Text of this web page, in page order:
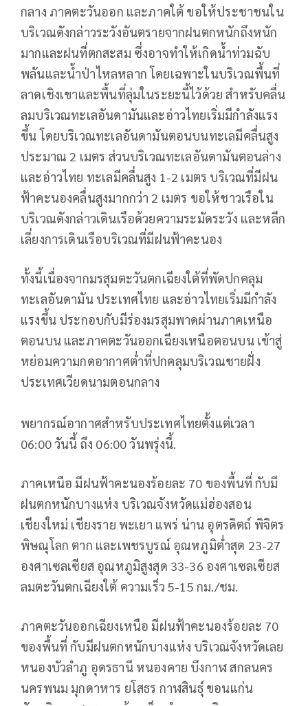
กลาง ภาคตะวันออก และภาคใต้ ขอให้ประชาชนใน
บริเวณดังกล่าวระวังอันตรายจากฝนตกหนักถึงหนัก
มากและฝนที่ตกสะสม ซึ่งอาจทำให้เกิดน้ำท่วมฉับ
พลันและน้ำป่าไหลหลาก โดยเฉพาะในบริเวณพื้นที่
ลาดเชิงเขาและพื้นที่ลุ่มในระยะนี้ไว้ด้วย สำหรับคลื่น
ลมบริเวณทะเลอันดามันและอ่าวไทยเริ่มมีกำลังแรง
ขึ้น โดยบริเวณทะเลอันดามันตอนบนทะเลมีคลื่นสูง
ประมาณ 2 เมตร ส่วนบริเวณทะเลอันดามันตอนล่าง
และอ่าวไทย ทะเลมีคลื่นสูง 1-2 เมตร บริเวณที่มีฝน
ฟ้าคะนองคลื่นสูงมากกว่า 2 เมตร ขอให้ชาวเรือใน
บริเวณดังกล่าวเดินเรือด้วยความระมัดระวัง และหลีก
เลี่ยงการเดินเรือบริเวณที่มีฝนฟ้าคะนอง
ทั้งนี้เนื่องจากมรสุมตะวันตกเฉียงใต้ที่พัดปกคลุม
ทะเลอันดามัน ประเทศไทย และอ่าวไทยเริ่มมีกำลัง
แรงขึ้น ประกอบกับมีร่องมรสุมพาดผ่านภาคเหนือ
ตอนบน และภาคตะวันออกเฉียงเหนือตอนบน เข้าสู่
หย่อมความกดอากาศต่ำที่ปกคลุมบริเวณชายฝั่ง
ประเทศเวียดนามตอนกลาง
พยากรณ์อากาศสำหรับประเทศไทยตั้งแต่เวลา
06:00 วันนี้ ถึง 06:00 วันพรุ่งนี้.
ภาคเหนือ มีฝนฟ้าคะนองร้อยละ 70 ของพื้นที่ กับมี
ฝนตกหนักบางแห่ง บริเวณจังหวัดแม่ฮ่องสอน
เชียงใหม่ เชียงราย พะเยา แพร่ น่าน อุตรดิตถ์ พิจิตร
พิษณุโลก ตาก และเพชรบูรณ์ อุณหภูมิต่ำสุด 23-27
องศาเซลเซียส อุณหภูมิสูงสุด 33-36 องศาเซลเซียส
ลมตะวันตกเฉียงใต้ ความเร็ว 5-15 กม./ชม.
ภาคตะวันออกเฉียงเหนือ มีฝนฟ้าคะนองร้อยละ 70
ของพื้นที่ กับมีฝนตกหนักบางแห่ง บริเวณจังหวัดเลย
หนองบัวลำภู อุดรธานี หนองคาย บึงกาฬ สกลนคร
นครพนม มุกดาหาร ยโสธร กาฬสินธุ์ ขอนแก่น